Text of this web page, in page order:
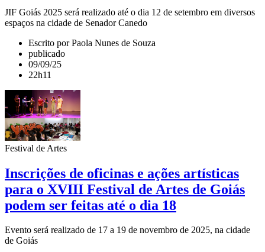
JIF Goiás 2025 será realizado até o dia 12 de setembro em diversos
espaços na cidade de Senador Canedo
Escrito por Paola Nunes de Souza
publicado
09/09/25
22h11
Festival de Artes
Inscrições de oficinas e ações artísticas
para o XVIII Festival de Artes de Goiás
podem ser feitas até o dia 18
Evento será realizado de 17 a 19 de novembro de 2025, na cidade
de Goiás